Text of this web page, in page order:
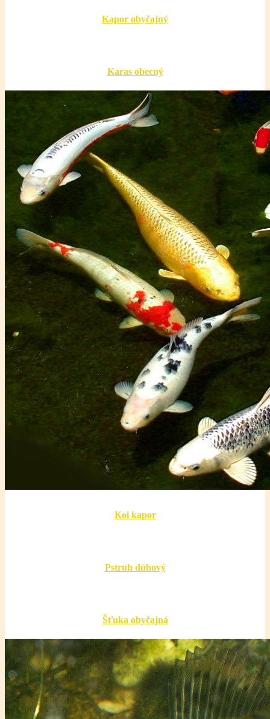
Kapor obyčajný
Karas obecný
Koi kapor
Pstruh dúhový
Šťuka obyčajná